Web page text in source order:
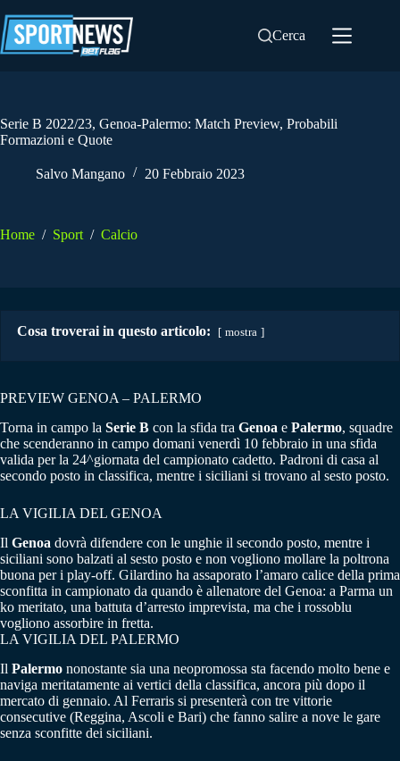
al
contenuto
Cerca
Serie B 2022/23, Genoa-Palermo: Match Preview, Probabili
Formazioni e Quote
Salvo Mangano 20 Febbraio 2023
Home / Sport / Calcio
Cosa troverai in questo articolo: mostra
PREVIEW GENOA – PALERMO
Torna in campo la Serie B con la sfida tra Genoa e Palermo, squadre
che scenderanno in campo domani venerdì 10 febbraio in una sfida
valida per la 24^giornata del campionato cadetto. Padroni di casa al
secondo posto in classifica, mentre i siciliani si trovano al sesto posto.
LA VIGILIA DEL GENOA
Il Genoa dovrà difendere con le unghie il secondo posto, mentre i
siciliani sono balzati al sesto posto e non vogliono mollare la poltrona
buona per i play-off. Gilardino ha assaporato l’amaro calice della prima
sconfitta in campionato da quando è allenatore del Genoa: a Parma un
ko meritato, una battuta d’arresto imprevista, ma che i rossoblu
vogliono assorbire in fretta.
LA VIGILIA DEL PALERMO
Il Palermo nonostante sia una neopromossa sta facendo molto bene e
naviga meritatamente ai vertici della classifica, ancora più dopo il
mercato di gennaio. Al Ferraris si presenterà con tre vittorie
consecutive (Reggina, Ascoli e Bari) che fanno salire a nove le gare
senza sconfitte dei siciliani.